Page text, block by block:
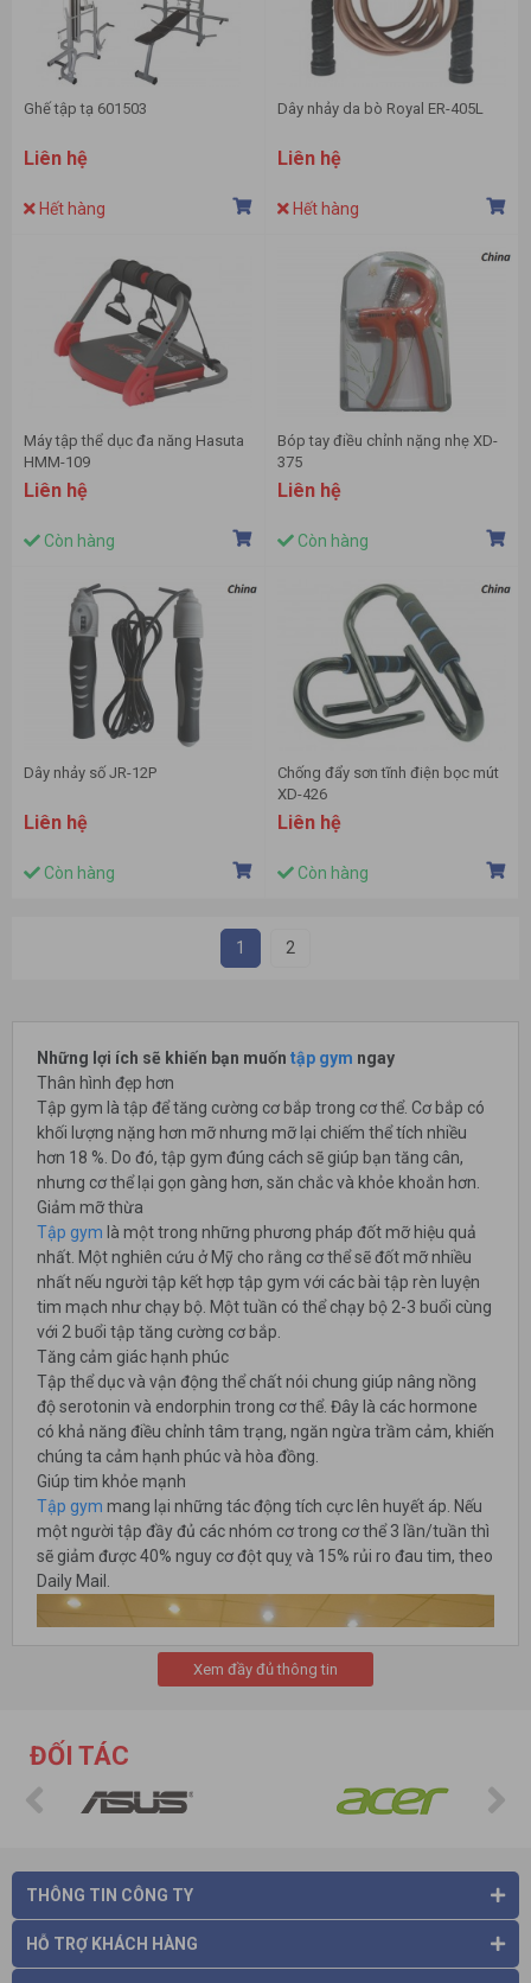
Ghế tập tạ 601503
Liên hệ
Hết hàng
Dây nhảy da bò Royal ER-405L
Liên hệ
Hết hàng
Máy tập thể dục đa năng Hasuta
HMM-109
Liên hệ
Còn hàng
Bóp tay điều chỉnh nặng nhẹ XD-
375
Liên hệ
Còn hàng
Dây nhảy số JR-12P
Liên hệ
Còn hàng
Chống đẩy sơn tĩnh điện bọc mút
XD-426
Liên hệ
Còn hàng
1 2
Những lợi ích sẽ khiến bạn muốn tập gym ngay
Thân hình đẹp hơn
Tập gym là tập để tăng cường cơ bắp trong cơ thể. Cơ bắp có
khối lượng nặng hơn mỡ nhưng mỡ lại chiếm thể tích nhiều
hơn 18 %. Do đó, tập gym đúng cách sẽ giúp bạn tăng cân,
nhưng cơ thể lại gọn gàng hơn, săn chắc và khỏe khoắn hơn.
Giảm mỡ thừa
Tập gym là một trong những phương pháp đốt mỡ hiệu quả
nhất. Một nghiên cứu ở Mỹ cho rằng cơ thể sẽ đốt mỡ nhiều
nhất nếu người tập kết hợp tập gym với các bài tập rèn luyện
tim mạch như chạy bộ. Một tuần có thể chạy bộ 2-3 buổi cùng
với 2 buổi tập tăng cường cơ bắp.
Tăng cảm giác hạnh phúc
Tập thể dục và vận động thể chất nói chung giúp nâng nồng
độ serotonin và endorphin trong cơ thể. Đây là các hormone
có khả năng điều chỉnh tâm trạng, ngăn ngừa trầm cảm, khiến
chúng ta cảm hạnh phúc và hòa đồng.
Giúp tim khỏe mạnh
Tập gym mang lại những tác động tích cực lên huyết áp. Nếu
một người tập đầy đủ các nhóm cơ trong cơ thể 3 lần/tuần thì
sẽ giảm được 40% nguy cơ đột quỵ và 15% rủi ro đau tim, theo
Daily Mail.
Hỗ trợ phục hồi khi mắc ung thư
sau khi phẩu thuật và xạ trị. Những tác dụng phụ đó có thể xảy
Xem đầy đủ thông tin
ĐỐI TÁC
THÔNG TIN CÔNG TY
HỖ TRỢ KHÁCH HÀNG